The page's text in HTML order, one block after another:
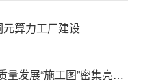
元算力工厂建设
下半年怎么干？高质量发展“施工图”密集亮相 聚焦主业提质增效 国资央企向AI要动能